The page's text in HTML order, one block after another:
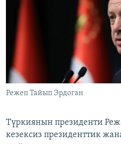
ЭЖЕ-СИҢДИЛЕР
АЗАТТЫК+
ОНЛАЙН ШЕРИНЕ
ЭЕ/АРнун бардык сайттары
Режеп Тайып Эрдоган
Түркиянын президенти
кезексиз президенттик